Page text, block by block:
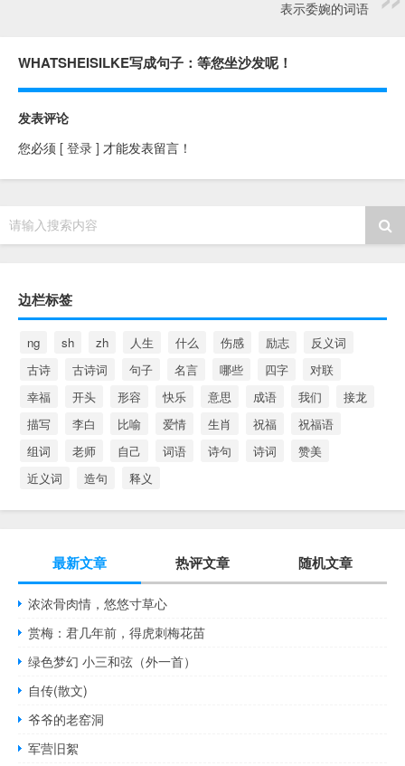
表示委婉的词语
WHATSHEISILKE写成句子：等您坐沙发呢！
发表评论
您必须 [ 登录 ] 才能发表留言！
请输入搜索内容
边栏标签
ng sh zh 人生 什么 伤感 励志
反义词
古诗
古诗词 句子 名言 哪些 四字
对联
幸福
开头 形容 快乐 意思 成语 我们
接龙
描写
李白 比喻 爱情 生肖 祝福
祝福语
组词
老师 自己 词语 诗句 诗词
赞美
近义词
造句 释义
最新文章 热评文章 随机文章
浓浓骨肉情，悠悠寸草心
赏梅：君几年前，得虎刺梅花苗
绿色梦幻 小三和弦（外一首）
自传(散文)
爷爷的老窑洞
军营旧絮